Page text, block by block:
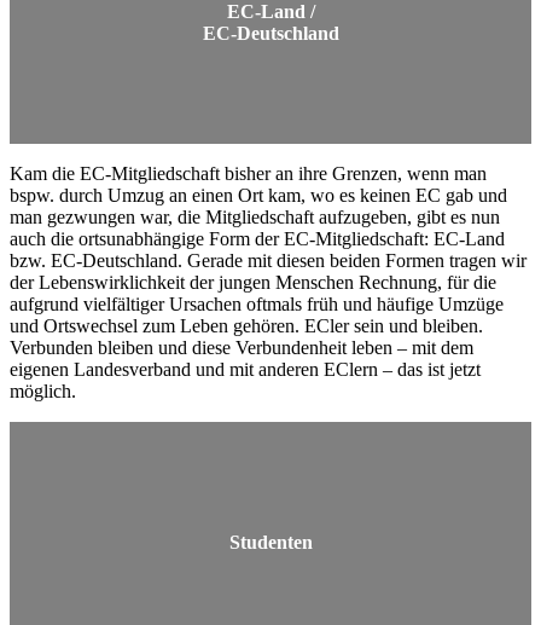
EC-Land /
EC-Deutschland
Kam die EC-Mitgliedschaft bisher an ihre Grenzen, wenn man
bspw. durch Umzug an einen Ort kam, wo es keinen EC gab und
man gezwungen war, die Mitgliedschaft aufzugeben, gibt es nun
auch die ortsunabhängige Form der EC-Mitgliedschaft: EC-Land
bzw. EC-Deutschland. Gerade mit diesen beiden Formen tragen wir
der Lebenswirklichkeit der jungen Menschen Rechnung, für die
aufgrund vielfältiger Ursachen oftmals früh und häufige Umzüge
und Ortswechsel zum Leben gehören. ECler sein und bleiben.
Verbunden bleiben und diese Verbundenheit leben – mit dem
eigenen Landesverband und mit anderen EClern – das ist jetzt
möglich.
Studenten